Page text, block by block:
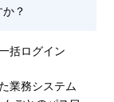
？
括ログイン
業務システム